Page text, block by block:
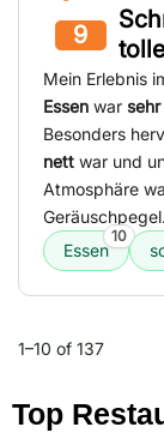
9
Mein Erlebnis
Essen war
Besonders
nett war und
Atmosphäre
Geräuschpegel.
Essen
10
1–10 of 137
Top